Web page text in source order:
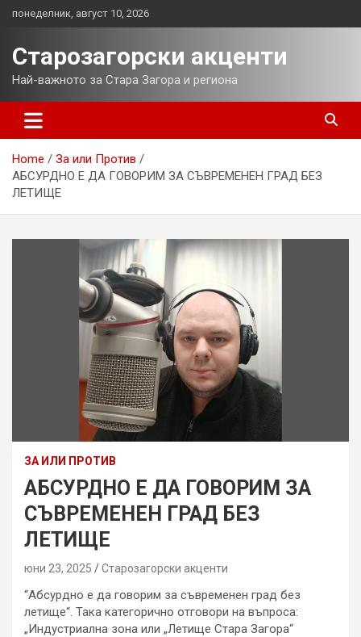
понеделник, август 10, 2026
Старозагорски акценти
Най-важното за Стара Загора и региона
Home
За или Против
АБСУРДНО Е ДА ГОВОРИМ ЗА СЪВРЕМЕНЕН ГРАД БЕЗ
ЛЕТИЩЕ
ЗА ИЛИ ПРОТИВ
АБСУРДНО Е ДА ГОВОРИМ ЗА
СЪВРЕМЕНЕН ГРАД БЕЗ
ЛЕТИЩЕ
юни 23, 2025 Старозагорски акценти
“Абсурдно е да говорим за съвременен град без
летище“. Така категорично отговори на въпроса:
„Индустриална зона или „Летище Стара Загора“